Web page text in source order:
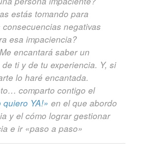
estás tomando para
negativas
esa impaciencia?
encantará saber un
ti y de tu experiencia. Y, si
lo haré encantada.
comparto contigo el
quiero YA!» en el que abordo
y el cómo lograr gestionar
e ir «paso a paso»